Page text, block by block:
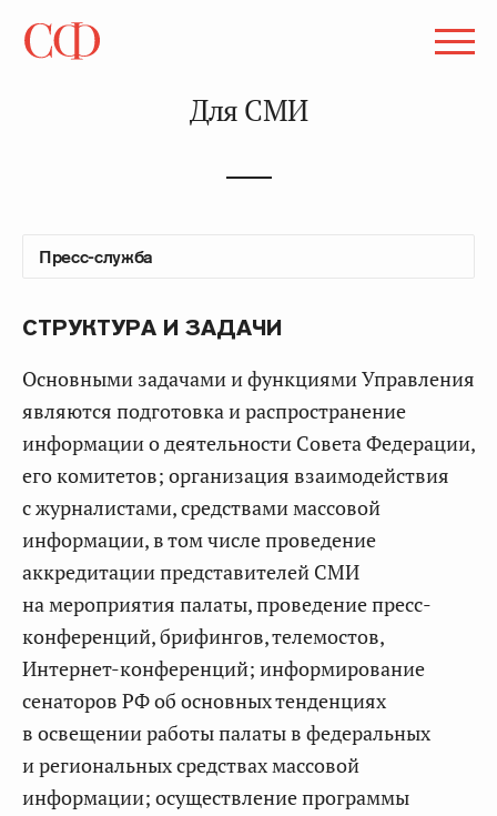
Для СМИ
СТРУКТУРА И ЗАДАЧИ
Основными задачами и функциями Управления
являются подготовка и распространение
информации о деятельности Совета Федерации,
его комитетов; организация взаимодействия
с журналистами, средствами массовой
информации, в том числе проведение
аккредитации представителей СМИ
на мероприятия палаты, проведение пресс-
конференций, брифингов, телемостов,
Интернет-конференций; информирование
сенаторов РФ об основных тенденциях
в освещении работы палаты в федеральных
и региональных средствах массовой
информации; осуществление программы